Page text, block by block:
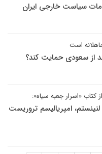
سیاست خارجی ایران
است
از سعودی حمایت کند؟
«اسرار جعبه سیاه»:
امپریالیسم تروریست